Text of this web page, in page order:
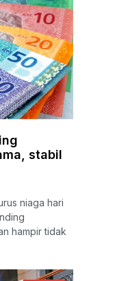
stabil
niaga hari
hampir tidak